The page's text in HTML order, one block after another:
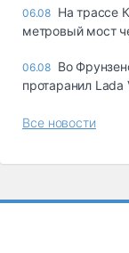
06.08 На трассе
метровый мост
06.08 Во
протаранил Lada
Все новости